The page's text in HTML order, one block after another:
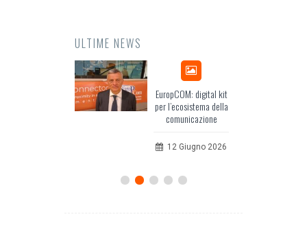
ULTIME NEWS
EuropCOM: digital kit
per l’ecosistema della
comunicazione
12 Giugno 2026